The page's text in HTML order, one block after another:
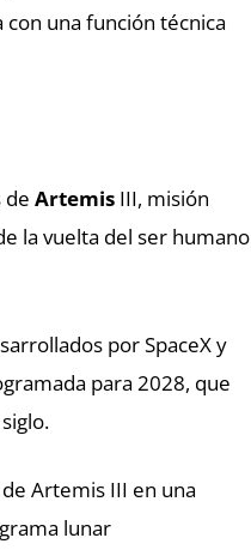
con una función técnica
deArtemis III, misión
la vuelta del ser humano
por SpaceX y
para 2028, que
Artemis III en una
lunar